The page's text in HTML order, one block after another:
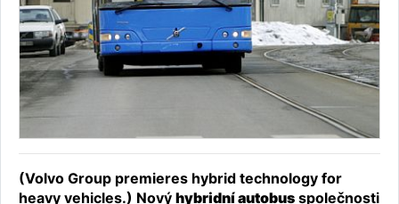
(Volvo Group premieres hybrid technology for
heavy vehicles.) Nový hybridní autobus společnosti